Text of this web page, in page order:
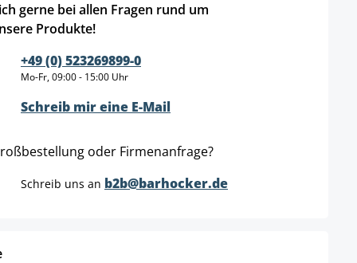
gerne bei allen Fragen rund um
Produkte!
+49 (0) 523269899-0
Mo-Fr, 09:00 - 15:00 Uhr
Schreib mir eine E-Mail
oder Firmenanfrage?
Schreib uns an b2b@barhocker.de